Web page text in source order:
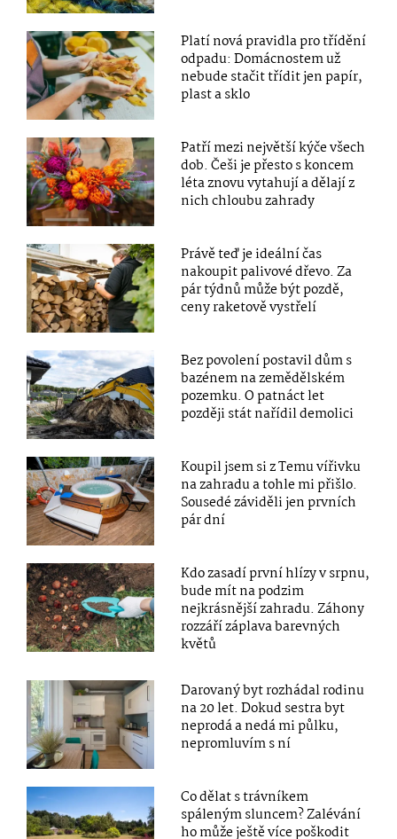
Platí nová pravidla pro třídění
odpadu: Domácnostem už
nebude stačit třídit jen papír,
plast a sklo
Patří mezi největší kýče všech
dob. Češi je přesto s koncem
léta znovu vytahují a dělají z
nich chloubu zahrady
Právě teď je ideální čas
nakoupit palivové dřevo. Za
pár týdnů může být pozdě,
ceny raketově vystřelí
Bez povolení postavil dům s
bazénem na zemědělském
pozemku. O patnáct let
později stát nařídil demolici
Koupil jsem si z Temu vířivku
na zahradu a tohle mi přišlo.
Sousedé záviděli jen prvních
pár dní
Kdo zasadí první hlízy v srpnu,
bude mít na podzim
nejkrásnější zahradu. Záhony
rozzáří záplava barevných
květů
Darovaný byt rozhádal rodinu
na 20 let. Dokud sestra byt
neprodá a nedá mi půlku,
nepromluvím s ní
Co dělat s trávníkem
spáleným sluncem? Zalévání
ho může ještě více poškodit